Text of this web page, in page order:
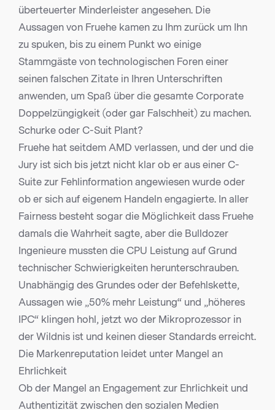
überteuerter Minderleister angesehen. Die
Aussagen von Fruehe kamen zu Ihm zurück um Ihn
zu spuken, bis zu einem Punkt wo einige
Stammgäste von technologischen Foren einer
seinen falschen Zitate in Ihren Unterschriften
anwenden, um Spaß über die gesamte Corporate
Doppelzüngigkeit (oder gar Falschheit) zu machen.
Schurke oder C-Suit Plant?
Fruehe hat seitdem AMD verlassen, und der und die
Jury ist sich bis jetzt nicht klar ob er aus einer C-
Suite zur Fehlinformation angewiesen wurde oder
ob er sich auf eigenem Handeln engagierte. In aller
Fairness besteht sogar die Möglichkeit dass Fruehe
damals die Wahrheit sagte, aber die Bulldozer
Ingenieure mussten die CPU Leistung auf Grund
technischer Schwierigkeiten herunterschrauben.
Unabhängig des Grundes oder der Befehlskette,
Aussagen wie „50% mehr Leistung“ und „höheres
IPC“ klingen hohl, jetzt wo der Mikroprozessor in
der Wildnis ist und keinen dieser Standards erreicht.
Die Markenreputation leidet unter Mangel an
Ehrlichkeit
Ob der Mangel an Engagement zur Ehrlichkeit und
Authentizität zwischen den sozialen Medien